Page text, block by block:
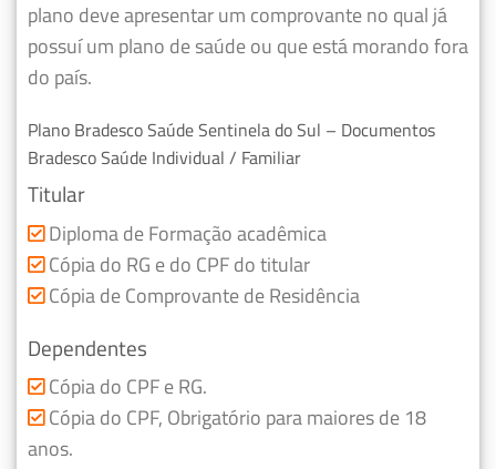
plano deve apresentar um comprovante no qual já
possuí um plano de saúde ou que está morando fora
do país.
Plano Bradesco Saúde Sentinela do Sul – Documentos
Bradesco Saúde Individual / Familiar
Titular
Diploma de Formação acadêmica
Cópia do RG e do CPF do titular
Cópia de Comprovante de Residência
Dependentes
Cópia do CPF e RG.
Cópia do CPF, Obrigatório para maiores de 18
anos.